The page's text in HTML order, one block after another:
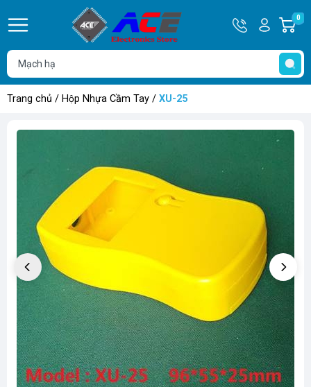
Hotline
0932
762514
Tài
khoản
Hello,
Khách
0
Trang chủ / Hộp Nhựa Cầm Tay / XU-25